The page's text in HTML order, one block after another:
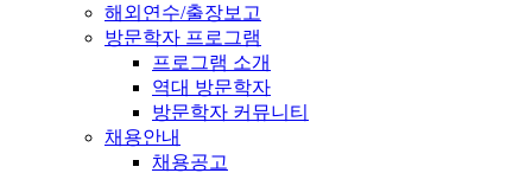
해외연수/출장보고
방문학자 프로그램
프로그램 소개
역대 방문학자
방문학자 커뮤니티
채용안내
채용공고